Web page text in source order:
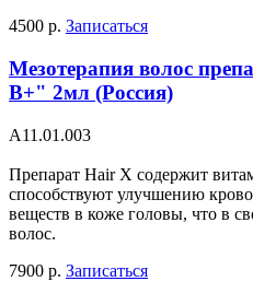
4500 р. Записаться
Мезотерапия волос
B+" 2мл (Россия)
А11.01.003
Препарат Hair X содержит
способствуют улучшению
веществ в коже головы, что в
волос.
7900 р. Записаться